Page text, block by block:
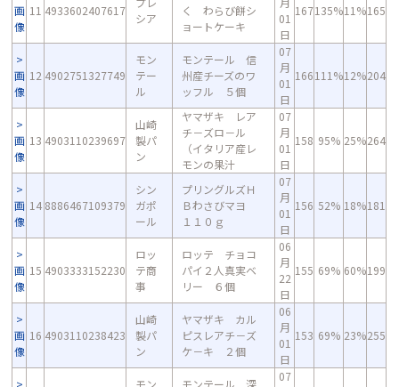
画
像
11 4933602407617
シア
く わらび餅シ
ョートケーキ
01
日
167135%11%165
画
像
12 4902751327749
モン
テー
ル
モンテール 信
州産チーズのワ
ッフル ５個
07
月
01
日
166111%12%204
画
像
13 4903110239697
山崎
製パ
ン
ヤマザキ レア
チ－ズロ－ル
（イタリア産レ
モンの果汁
07
月
01
日
158 95% 25%264
画
像
14 8886467109379
シン
ガポ
ール
プリングルズＨ
Ｂわさびマヨ
１１０ｇ
07
月
01
日
156 52% 18%181
画
像
15 4903333152230
ロッ
テ商
事
ロッテ チョコ
パイ２人真実ベ
リー ６個
06
月
22
日
155 69% 60%199
画
像
16 4903110238423
山崎
製パ
ン
ヤマザキ カル
ピスレアチ－ズ
ケ－キ ２個
06
月
01
日
153 69% 23%255
モン
モンテール 深
07